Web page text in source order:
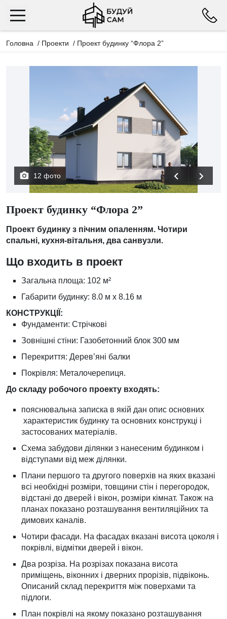
Головна / Проекти / Проект будинку “Флора 2”
12 фото
Проект будинку “Флора 2”
Проект будинку з пічним опаленням. Чотири
спальні, кухня-вітальня, два санвузли.
Що входить в проект
Загальна площа: 102 м²
Габарити будинку: 8.0 м х 8.16 м
КОНСТРУКЦІЇ:
Фундаменти: Стрічкові
Зовнішні стіни: Газобетонний блок 300 мм
Перекриття: Дерев’яні балки
Покрівля: Металочерепиця.
До складу робочого проекту входять:
пояснювальна записка в якій дан опис основних
характеристик будинку та основних конструкці і
застосованих матеріалів.
Схема забудови ділянки з нанесеним будинком і
відступами від меж ділянки.
Плани першого та другого поверхів на яких вказані
всі необхідні розміри, товщини стін і перегородок,
відстані до дверей і вікон, розміри кімнат. Також на
планах показано розташування вентиляційних та
димових каналів.
Чотири фасади. На фасадах вказані висота цоколя і
покрівлі, відмітки дверей і вікон.
Два розріза. На розрізах показана висота
приміщень, віконних і дверних прорізів, підвіконь.
Описаний склад перекриття між поверхами та
підлоги.
План покрівлі на якому показано розташування